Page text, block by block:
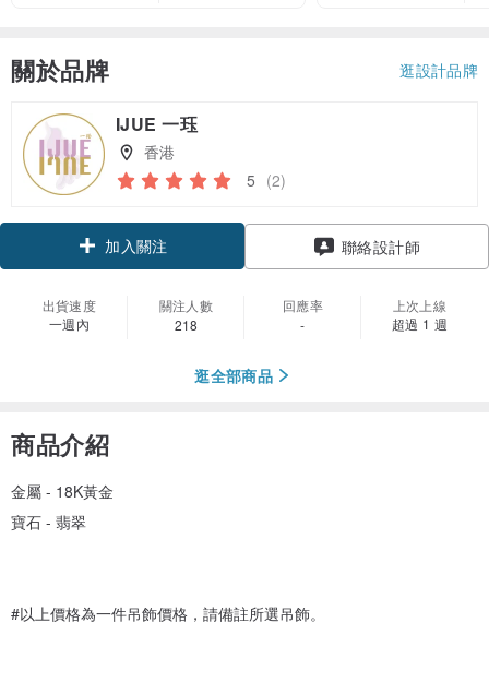
關於品牌 逛設計品牌
IJUE 一珏
香港
5 (2)
加入關注 聯絡設計師
出貨速度
一週內
關注人數
218
回應率
-
上次上線
超過 1 週
逛全部商品
商品介紹
金屬 - 18K黃金
寶石 - 翡翠
#以上價格為一件吊飾價格，請備註所選吊飾。